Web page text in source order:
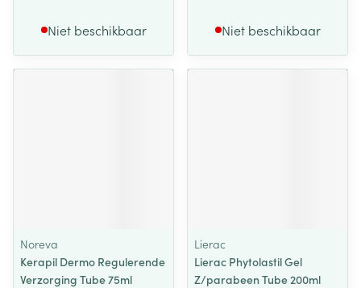
Niet beschikbaar Niet beschikbaar
Noreva
Kerapil Dermo Regulerende
Verzorging Tube 75ml
Lierac
Lierac Phytolastil Gel
Z/parabeen Tube 200ml